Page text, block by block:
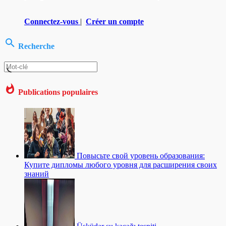
Connectez-vous | Créer un compte
Recherche
Publications populaires
Повысьте свой уровень образования:
Купите дипломы любого уровня для расширения своих
знаний